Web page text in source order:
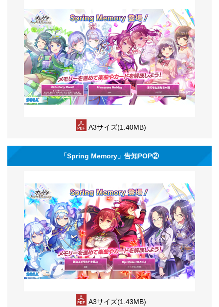
A3サイズ(1.40MB)
「Spring Memory」告知POP②
A3サイズ(1.43MB)